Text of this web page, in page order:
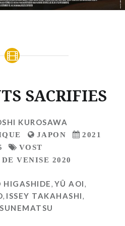
SACRIFIES
KUROSAWA
JAPON
2021
VOST
VENISE 2020
HIGASHIDE, YÛ AOI,
, ISSEY TAKAHASHI,